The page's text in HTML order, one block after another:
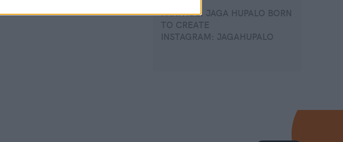
FANPAGE: JAGA HUPALO BORN
TO CREATE
INSTAGRAM: JAGAHUPALO